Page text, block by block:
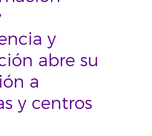
y
abre su
a
y centros